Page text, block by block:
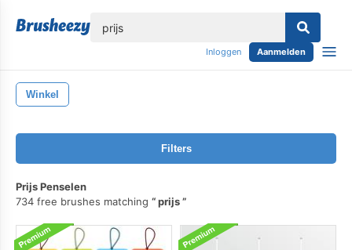
Inloggen Aanmelden
Winkel
Filters
Prijs Penselen
734 free brushes matching
prijs